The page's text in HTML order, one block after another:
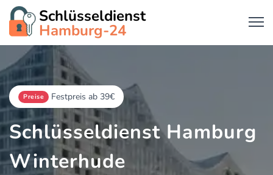
Schlüsseldienst
Hamburg-24
Preise Festpreis ab 39€
Schlüsseldienst Hamburg
Winterhude